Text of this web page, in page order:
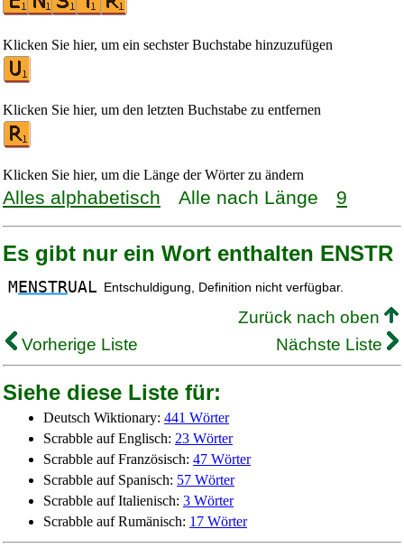
Klicken Sie hier, um ein sechster Buchstabe hinzuzufügen
Klicken Sie hier, um den letzten Buchstabe zu entfernen
Klicken Sie hier, um die Länge der Wörter zu ändern
Alles alphabetisch Alle nach Länge 9
Es gibt nur ein Wort enthalten ENSTR
M ENSTRUAL Entschuldigung, Definition nicht verfügbar.
Zurück nach oben
Vorherige Liste
Nächste Liste
Siehe diese Liste für:
Deutsch Wiktionary: 441 Wörter
Scrabble auf Englisch: 23 Wörter
Scrabble auf Französisch: 47 Wörter
Scrabble auf Spanisch: 57 Wörter
Scrabble auf Italienisch: 3 Wörter
Scrabble auf Rumänisch: 17 Wörter